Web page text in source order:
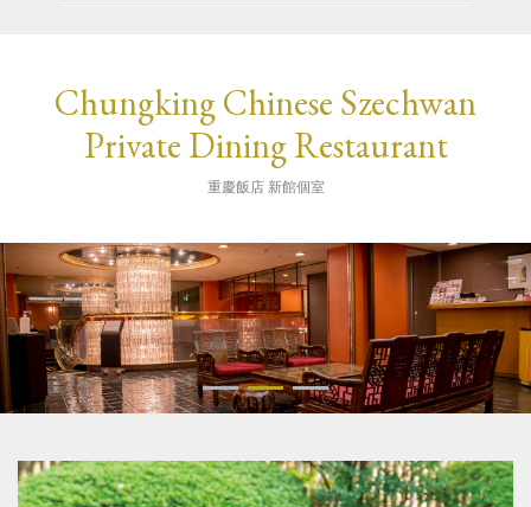
Chungking Chinese Szechwan
Private Dining Restaurant
重慶飯店 新館個室